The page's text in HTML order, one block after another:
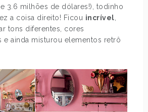
3.6 milhões de dólares!), todinho
a coisa direito! Ficou incrível
tons diferentes, cores
e ainda misturou elementos retrô